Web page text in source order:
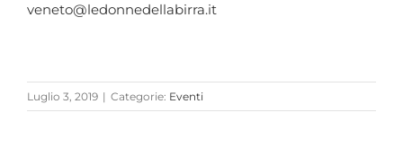
veneto@ledonnedellabirra.it
Luglio 3, 2019 | Categorie: Eventi